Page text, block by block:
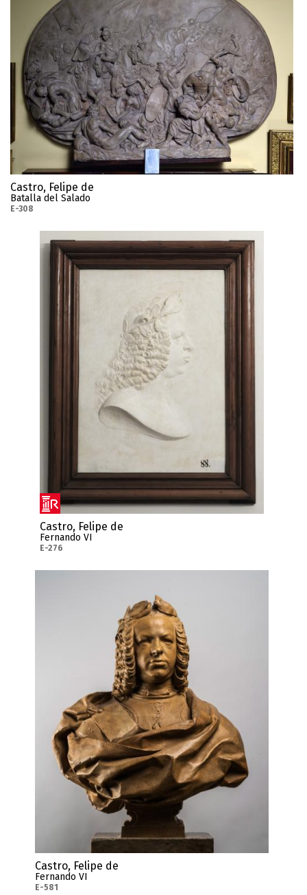
Castro, Felipe de
Batalla del Salado
E-308
Castro, Felipe de
Fernando VI
E-276
Castro, Felipe de
Fernando VI
E-581